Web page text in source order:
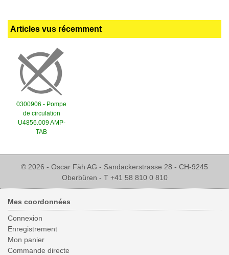
Articles vus récemment
0300906 - Pompe
de circulation
U4856.009 AMP-
TAB
© 2026 - Oscar Fäh AG - Sandackerstrasse 28 - CH-9245
Oberbüren - T +41 58 810 0 810
Mes coordonnées
Connexion
Enregistrement
Mon panier
Commande directe